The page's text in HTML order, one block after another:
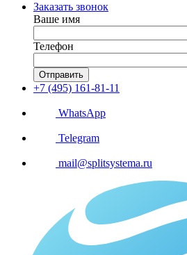
Заказать звонок
Ваше имя
Телефон
Отправить
+7 (495) 161-81-11
WhatsApp
Telegram
mail@splitsystema.ru